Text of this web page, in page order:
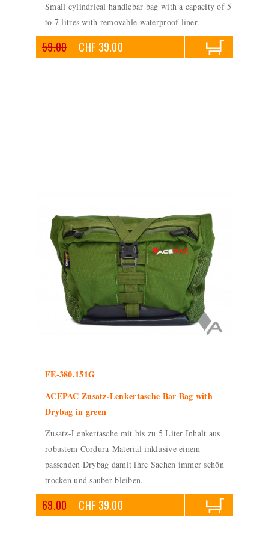
Small cylindrical handlebar bag with a capacity of 5
to 7 litres with removable waterproof liner.
59.00 CHF 39.00
FE-380.151G
ACEPAC Zusatz-Lenkertasche Bar Bag with
Drybag in green
Zusatz-Lenkertasche mit bis zu 5 Liter Inhalt aus
robustem Cordura-Material inklusive einem
passenden Drybag damit ihre Sachen immer schön
trocken und sauber bleiben.
69.00 CHF 39.00